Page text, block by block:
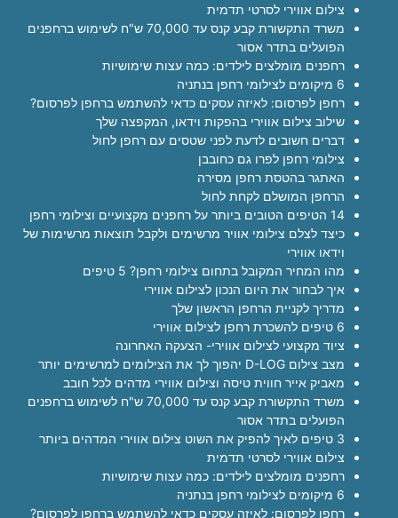
צילום אווירי לסרטי תדמית
משרד התקשורת קבע קנס עד 70,000 ש"ח לשימוש ברחפנים
הפועלים בתדר אסור
רחפנים מומלצים לילדים: כמה עצות שימושיות
6 מיקומים לצילומי רחפן בנתניה
רחפן לפרסום: לאיזה עסקים כדאי להשתמש ברחפן לפרסום?
שילוב צילום אווירי בהפקות וידאו, המקפצה שלך
דברים חשובים לדעת לפני שטסים עם רחפן לחול
צילומי רחפן לפרו גם כחובבן
האתגר בהטסת רחפן מסירה
הרחפן המושלם לקחת לחול
14 הטיפים הטובים ביותר על רחפנים מקצועיים וצילומי רחפן
כיצד לצלם צילומי אוויר מרשימים ולקבל תוצאות מרשימות של
וידאו אווירי
מהו המחיר המקובל בתחום צילומי רחפן? 5 טיפים
איך לבחור את היום הנכון לצילום אווירי
מדריך לקניית הרחפן הראשון שלך
6 טיפים להשכרת רחפן לצילום אווירי
ציוד מקצועי לצילום אווירי- הצעקה האחרונה
מצב צילום D-LOG יהפוך לך את הצילומים למרשימים יותר
מאביק אייר חווית טיסה וצילום אווירי מדהים לכל חובב
משרד התקשורת קבע קנס עד 70,000 ש"ח לשימוש ברחפנים
הפועלים בתדר אסור
3 טיפים לאיך להפיק את השוט צילום אווירי המדהים ביותר
צילום אווירי לסרטי תדמית
רחפנים מומלצים לילדים: כמה עצות שימושיות
6 מיקומים לצילומי רחפן בנתניה
רחפן לפרסום: לאיזה עסקים כדאי להשתמש ברחפן לפרסום?